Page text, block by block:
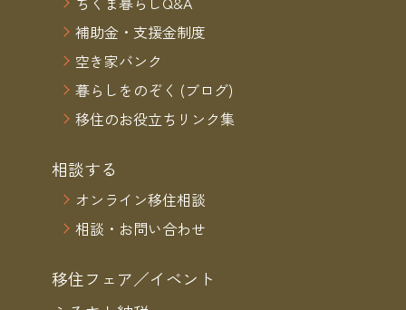
補助金・支援金制度
空き家バンク
暮らしをのぞく (ブログ)
移住のお役立ちリンク集
相談する
オンライン移住相談
相談・お問い合わせ
移住フェア／イベント